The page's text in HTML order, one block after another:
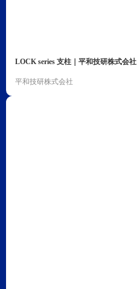
LOCK series 支柱｜平和技研株式会社
平和技研株式会社